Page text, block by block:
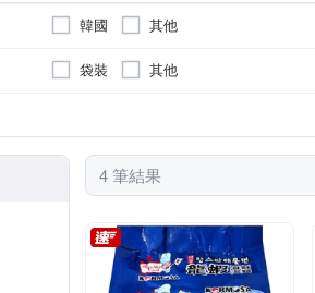
韓國 其他
袋裝 其他
4 筆結果